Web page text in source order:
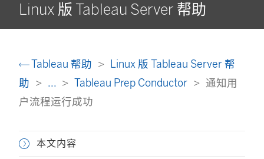
Linux 版 Tableau Server 帮助
Tableau 帮助
Linux 版 Tableau Server 帮
助
... Tableau Prep Conductor
通知用
户流程运行成功
本文内容